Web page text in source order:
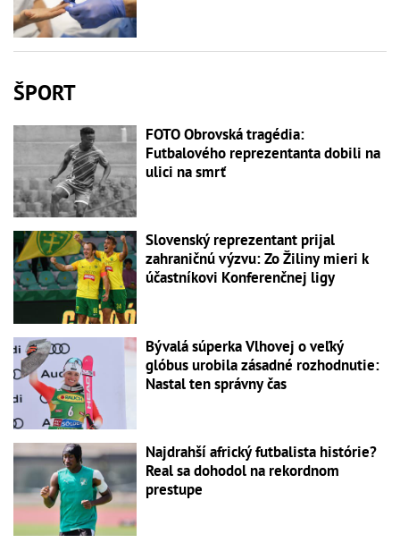
ŠPORT
FOTO Obrovská tragédia:
Futbalového reprezentanta dobili na
ulici na smrť
Slovenský reprezentant prijal
zahraničnú výzvu: Zo Žiliny mieri k
účastníkovi Konferenčnej ligy
Bývalá súperka Vlhovej o veľký
glóbus urobila zásadné rozhodnutie:
Nastal ten správny čas
Najdrahší africký futbalista histórie?
Real sa dohodol na rekordnom
prestupe